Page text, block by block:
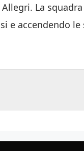
La
e accendendo